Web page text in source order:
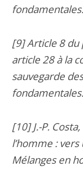
fondamentales.
[9] Article 8 du
article 28 à la
sauvegarde
fondamentales.
[10] J.-P.
l’homme :
Mélanges en